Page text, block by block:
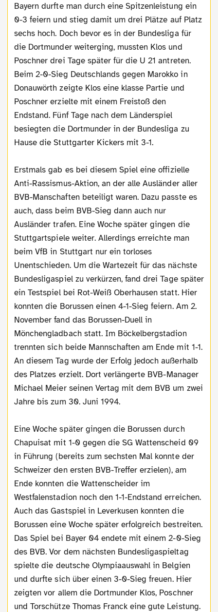
Bayern durfte man durch eine Spitzenleistung ein
0-3 feiern und stieg damit um drei Plätze auf Platz
sechs hoch. Doch bevor es in der Bundesliga für
die Dortmunder weiterging, mussten Klos und
Poschner drei Tage später für die U 21 antreten.
Beim 2-0-Sieg Deutschlands gegen Marokko in
Donauwörth zeigte Klos eine klasse Partie und
Poschner erzielte mit einem Freistoß den
Endstand. Fünf Tage nach dem Länderspiel
besiegten die Dortmunder in der Bundesliga zu
Hause die Stuttgarter Kickers mit 3-1.
Erstmals gab es bei diesem Spiel eine offizielle
Anti-Rassismus-Aktion, an der alle Ausländer aller
BVB-Manschaften beteiligt waren. Dazu passte es
auch, dass beim BVB-Sieg dann auch nur
Ausländer trafen. Eine Woche später gingen die
Stuttgartspiele weiter. Allerdings erreichte man
beim VfB in Stuttgart nur ein torloses
Unentschieden. Um die Wartezeit für das nächste
Bundesligaspiel zu verkürzen, fand drei Tage später
ein Testspiel bei Rot-Weiß Oberhausen statt. Hier
konnten die Borussen einen 4-1-Sieg feiern. Am 2.
November fand das Borussen-Duell in
Mönchengladbach statt. Im Böckelbergstadion
trennten sich beide Mannschaften am Ende mit 1-1.
An diesem Tag wurde der Erfolg jedoch außerhalb
des Platzes erzielt. Dort verlängerte BVB-Manager
Michael Meier seinen Vertag mit dem BVB um zwei
Jahre bis zum 30. Juni 1994.
Eine Woche später gingen die Borussen durch
Chapuisat mit 1-0 gegen die SG Wattenscheid 09
in Führung (bereits zum sechsten Mal konnte der
Schweizer den ersten BVB-Treffer erzielen), am
Ende konnten die Wattenscheider im
Westfalenstadion noch den 1-1-Endstand erreichen.
Auch das Gastspiel in Leverkusen konnten die
Borussen eine Woche später erfolgreich bestreiten.
Das Spiel bei Bayer 04 endete mit einem 2-0-Sieg
des BVB. Vor dem nächsten Bundesligaspieltag
spielte die deutsche Olympiaauswahl in Belgien
und durfte sich über einen 3-0-Sieg freuen. Hier
zeigten vor allem die Dortmunder Klos, Poschner
und Torschütze Thomas Franck eine gute Leistung.